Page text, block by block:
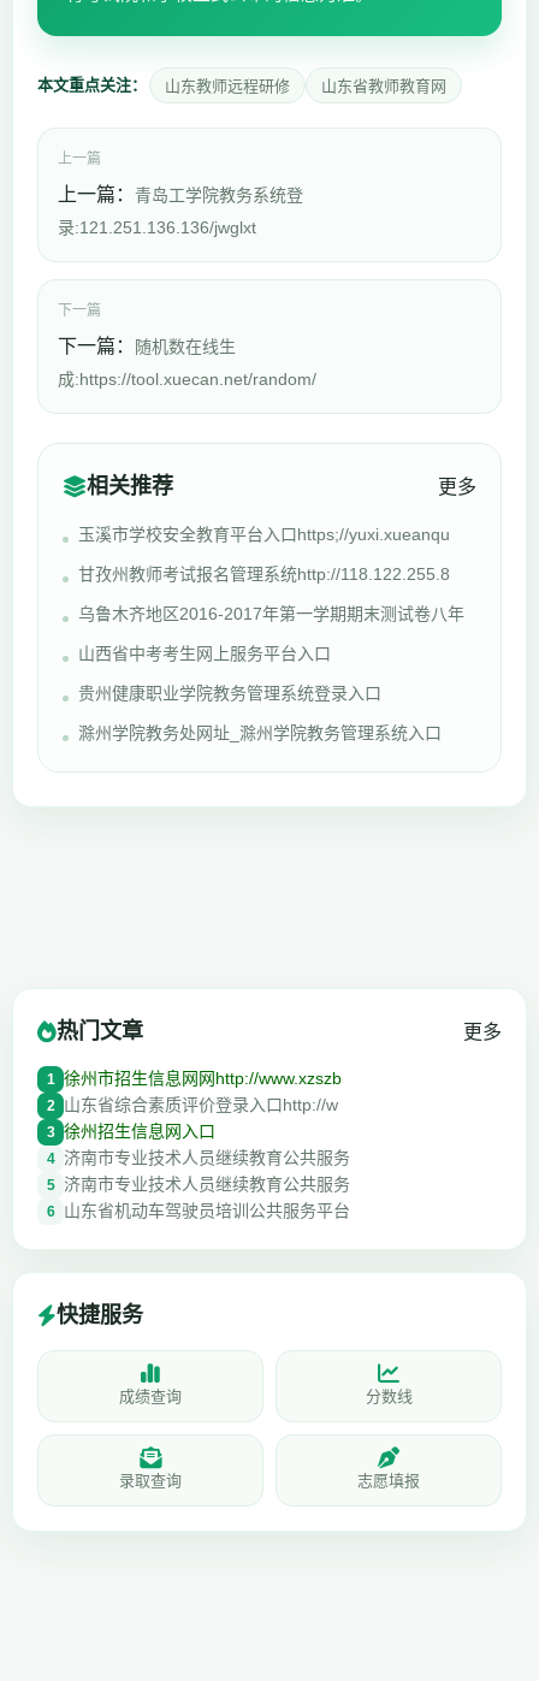
本文重点关注： 山东教师远程研修 山东省教师教育网
上一篇
上一篇： 青岛工学院教务系统登
录:121.251.136.136/jwglxt
下一篇
下一篇：
随机数在线生
成:https://tool.xuecan.net/random/
相关推荐 更多
玉溪市学校安全教育平台入口https;//yuxi.xueanqu
甘孜州教师考试报名管理系统http://118.122.255.8
乌鲁木齐地区2016-2017年第一学期期末测试卷八年
山西省中考考生网上服务平台入口
贵州健康职业学院教务管理系统登录入口
滁州学院教务处网址_滁州学院教务管理系统入口
热门文章 更多
1 徐州市招生信息网网http://www.xzszb
2 山东省综合素质评价登录入口http://w
3 徐州招生信息网入口
4 济南市专业技术人员继续教育公共服务
5 济南市专业技术人员继续教育公共服务
6 山东省机动车驾驶员培训公共服务平台
快捷服务
成绩查询 分数线
录取查询 志愿填报